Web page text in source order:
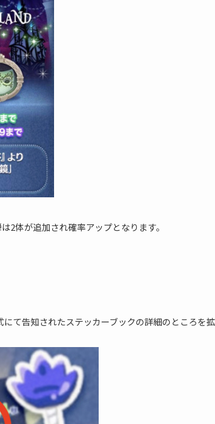
2体が追加され確率アップとなります。
て告知されたステッカーブックの詳細のところを拡